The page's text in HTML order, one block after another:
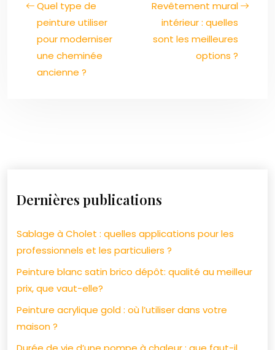
Quel type de
peinture utiliser
pour moderniser
une cheminée
ancienne ?
Revêtement mural
intérieur : quelles
sont les meilleures
options ?
Dernières publications
Sablage à Cholet : quelles applications pour les
professionnels et les particuliers ?
Peinture blanc satin brico dépôt: qualité au meilleur
prix, que vaut-elle?
Peinture acrylique gold : où l’utiliser dans votre
maison ?